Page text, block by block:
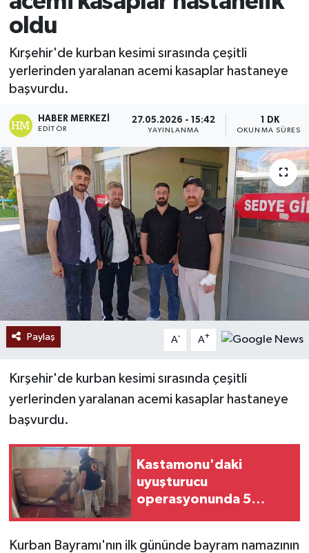
oldu
Kırşehir'de kurban kesimi sırasında çeşitli
yerlerinden yaralanan acemi kasaplar hastaneye
başvurdu.
HABER MERKEZI
EDITÖR
27.05.2026 - 15:42
YAYINLANMA
1 DK
OKUNMA SÜRESI
Paylaş A- A+
Kırşehir'de kurban kesimi sırasında çeşitli
yerlerinden yaralanan acemi kasaplar hastaneye
başvurdu.
Kastamonu'daki
uyuşturucu
operasyonunda 5
Kurban Bayramı'nın ilk gününde bayram namazının
Ekonomi
Sağlık
Tokat Haber